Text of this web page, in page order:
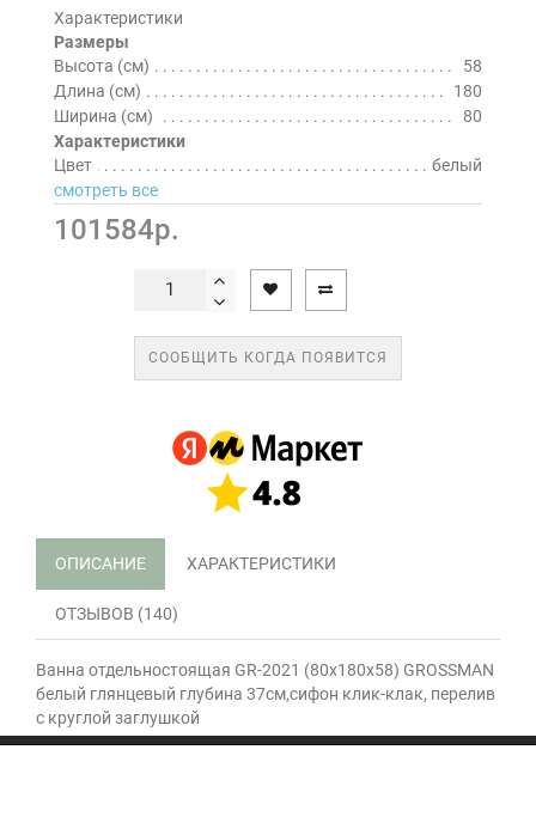
Характеристики
Размеры
Высота (см)
58
Длина (см)
180
Ширина (см)
80
Характеристики
Цвет
белый
смотреть все
101584р.
СООБЩИТЬ КОГДА ПОЯВИТСЯ
ОПИСАНИЕ ХАРАКТЕРИСТИКИ
ОТЗЫВОВ (140)
Ванна отдельностоящая GR-2021 (80x180x58) GROSSMAN
белый глянцевый глубина 37см,сифон клик-клак, перелив
с круглой заглушкой